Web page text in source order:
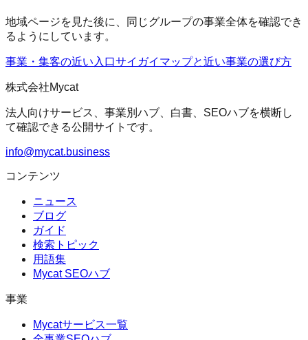
地域ページを見た後に、同じグループの事業全体を確認でき
るようにしています。
事業・集客の近い入口サイガイマップと近い事業の選び方
株式会社Mycat
法人向けサービス、事業別ハブ、白書、SEOハブを横断し
て確認できる公開サイトです。
info@mycat.business
コンテンツ
ニュース
ブログ
ガイド
検索トピック
用語集
Mycat SEOハブ
事業
Mycatサービス一覧